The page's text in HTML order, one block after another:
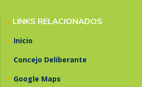
• LINKS RELACIONADOS
• Inicio
• Concejo Deliberante
• Google Maps